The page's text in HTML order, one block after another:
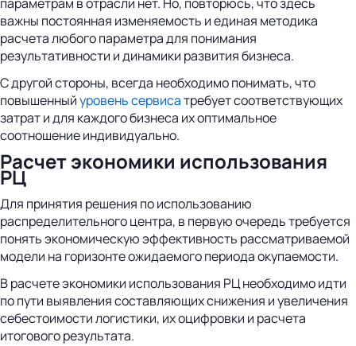
важны постоянная изменяемость и единая методика
расчета любого параметра для понимания
результативности и динамики развития бизнеса.
С другой стороны, всегда необходимо понимать, что
повышенныйуровень сервисатребует соответствующих
затрат и для каждого бизнеса их оптимальное
соотношение индивидуально.
Расчет экономики использования
РЦ
Для принятия решения по использованию
распределительного центра, в первую очередь требуется
понять экономическую эффективность рассматриваемой
модели на горизонте ожидаемого периода окупаемости.
В расчете экономики использования РЦ необходимо идти
по пути выявления составляющих снижения и увеличения
себестоимости логистики, их оцифровки и расчета
итогового результата.